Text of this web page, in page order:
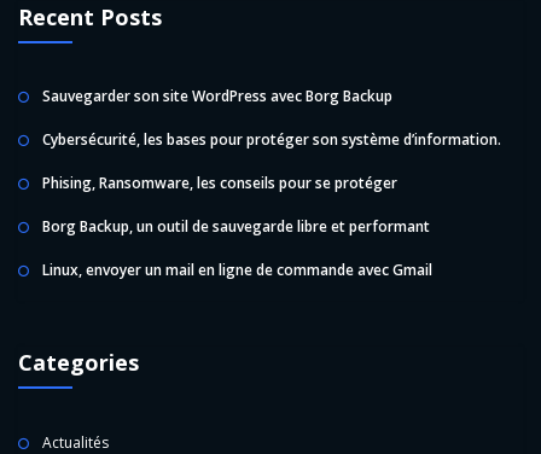
Recent Posts
Sauvegarder son site WordPress avec Borg Backup
Cybersécurité, les bases pour protéger son système d’information.
Phising, Ransomware, les conseils pour se protéger
Borg Backup, un outil de sauvegarde libre et performant
Linux, envoyer un mail en ligne de commande avec Gmail
Categories
Actualités